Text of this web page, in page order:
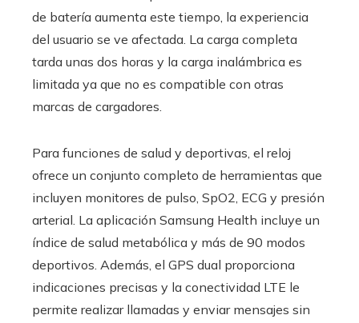
de batería aumenta este tiempo, la experiencia
del usuario se ve afectada. La carga completa
tarda unas dos horas y la carga inalámbrica es
limitada ya que no es compatible con otras
marcas de cargadores.
Para funciones de salud y deportivas, el reloj
ofrece un conjunto completo de herramientas que
incluyen monitores de pulso, SpO2, ECG y presión
arterial. La aplicación Samsung Health incluye un
índice de salud metabólica y más de 90 modos
deportivos. Además, el GPS dual proporciona
indicaciones precisas y la conectividad LTE le
permite realizar llamadas y enviar mensajes sin